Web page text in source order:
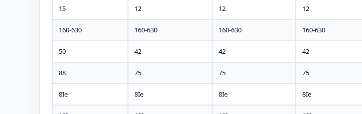
12
12
12
15
160-630
160-630
160-630
160-630
42
42
42
50
75
75
75
88
8Ie
8Ie
8Ie
8Ie